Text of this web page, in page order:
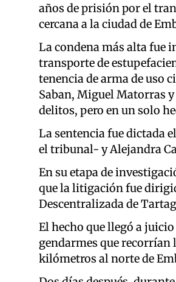
años de prisión por el
cercana a la ciudad de
La condena más alta fue
transporte de
tenencia de arma de uso
Saban, Miguel Matorras
delitos, pero en un solo
La sentencia fue dictada
el tribunal- y Alejandra
En su etapa de
que la litigación fue
Descentralizada de
El hecho que llegó a
gendarmes que recorrían
kilómetros al norte de